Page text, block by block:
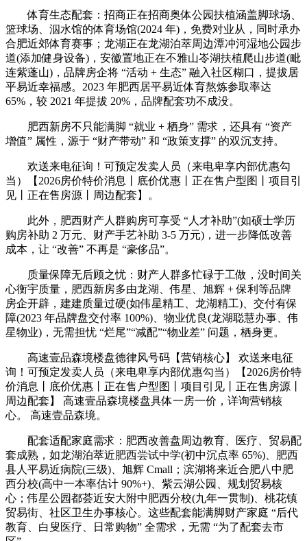
体育生态配套：招商正在招商奥体公园扶植涵盖脚球场、
篮球场、泅水馆的体育场馆(2024 年)，免费对业从，同时承办
合肥近郊体育赛事；龙湖正在龙湖泊萃周边潭冲河湿地公园步
道(添加健身设备)，安徽置地正在不雅山岺湖扶植爬山步道(毗
连紫蓬山)，品牌房企将 “活动 + 生态” 融入社区糊口，提拔居
平易近幸福感。2023 年肥西居平易近体育熬炼参取率达
65%，较 2021 年提拔 20%，品牌配套功不成没。
肥西新房不只能满脚 “就业 + 栖身” 需求，还具有 “资产
增值” 属性，源于 “财产带动” 和 “政策支撑” 的双沉支持。
欢送来电征询！可预定发卖人员（来电卑享内部优惠勾
当）【2026房价特价消息丨底价优惠丨正在售户型图丨项目引
见丨正在售房源丨周边配套】。
此外，肥西财产人群购房可享受 “人才补助”(如硕士学历
购房补助 2 万元、财产手艺补助 3-5 万元)，进一步降低改善
成本，让 “改善” 不再是 “豪侈品”。
质量保障无后顾之忧：财产人群多忙碌于工做，没时间关
心衡宇质量，肥西新房多由龙湖、伟星、旭辉 + 保利等品牌
房企开辟，建建质量过硬(如伟星精工、龙湖精工)、交付有保
障(2023 年品牌盘交付率 100%)、物业优良(龙湖聪慧办事、伟
星物业)，无需担忧 “烂尾”“减配”“物业差” 问题，栖身更。
高速壹品森境楼盘德律风号码【营销核心】 欢送来电征
询！可预定发卖人员（来电卑享内部优惠勾当）【2026房价特
价消息丨底价优惠丨正在售户型图丨项目引见丨正在售房源丨
周边配套】 高速壹品森境楼盘具体一房一价，详询营销核
心。 高速壹品森境。
配套适配家庭需求：肥西改善盘周边教育、医疗、贸易配
套成熟，如龙湖泊萃近肥西尝试中学(初中沉点率 65%)、肥西
县人平易近病院(三级)、旭辉 Cmall；滨湖将来近合肥八中肥
西分校(高中一本率估计 90%+)、紫云湖公园、规划贸易核
心；伟星公园都荟近安大附中肥西分校(九年一贯制)、桃花镇
贸易街、社区卫生办事核心。这些配套能满脚财产家庭 “后代
教育、白叟医疗、日常购物” 全需求，无需 “为了配套去市